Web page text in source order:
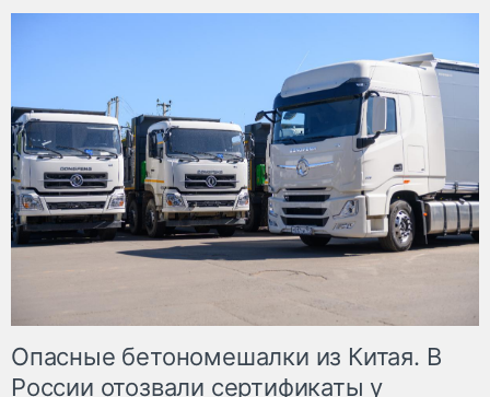
Опасные бетономешалки из Китая. В
России отозвали сертификаты у